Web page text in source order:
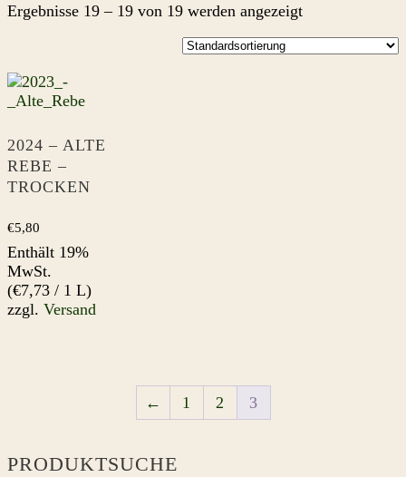
Ergebnisse 19 – 19 von 19 werden angezeigt
2024 – ALTE
REBE –
TROCKEN
€5,80
Enthält 19%
MwSt.
(€7,73 / 1 L)
zzgl. Versand
← 1 2 3
PRODUKTSUCHE